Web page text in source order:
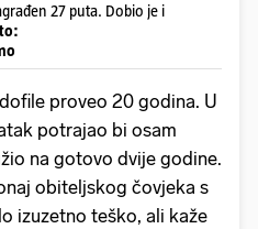
27 puta. Dobio je i
proveo 20 godina. U
potrajao bi osam
na gotovo dvije godine.
obiteljskog čovjeka s
izuzetno teško, ali kaže